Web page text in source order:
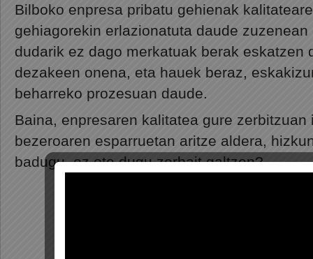
Bilboko enpresa pribatu gehienak
gehiagorekin erlazionatuta daude
dudarik ez dago merkatuak berak eskatzen
dezakeen onena, eta hauek beraz,
beharreko prozesuan daude.
Baina, enpresaren kalitatea gure
bezeroaren esparruetan aritze aldera,
badugu, ez ote dugu zerbait galtzen?